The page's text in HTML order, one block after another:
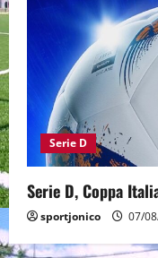
Serie D
Serie D, Coppa
sportjonico 07/